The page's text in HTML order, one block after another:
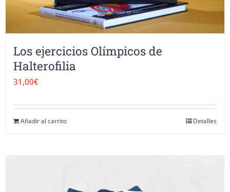
pueden
elegir
producto
Los ejercicios Olímpicos de
Halterofilia
31,00€
Añadir al carrito Detalles